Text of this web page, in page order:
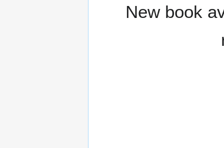
New book